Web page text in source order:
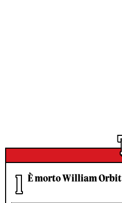
È morto William Orbit